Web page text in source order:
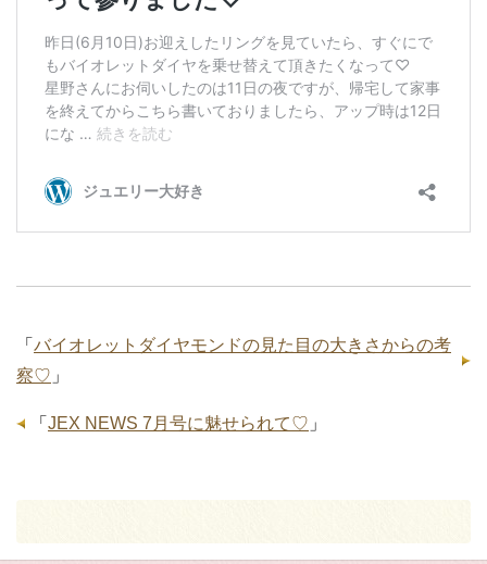
「 バイオレットダイヤモンドの見た目の大きさからの考
察♡ 」
「 JEX NEWS 7月号に魅せられて♡ 」